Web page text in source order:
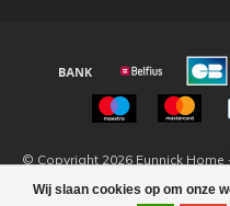
Wij slaan cookies op om onze
© Copyright 2026 Eunnick Home
design